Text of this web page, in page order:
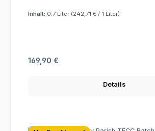
Inhalt: 0.7 Liter (242,71 € / 1 Liter)
Regulärer Preis:
169,90 €
Details